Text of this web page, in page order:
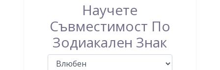
Научете
Съвместимост По
Зодиакален Знак